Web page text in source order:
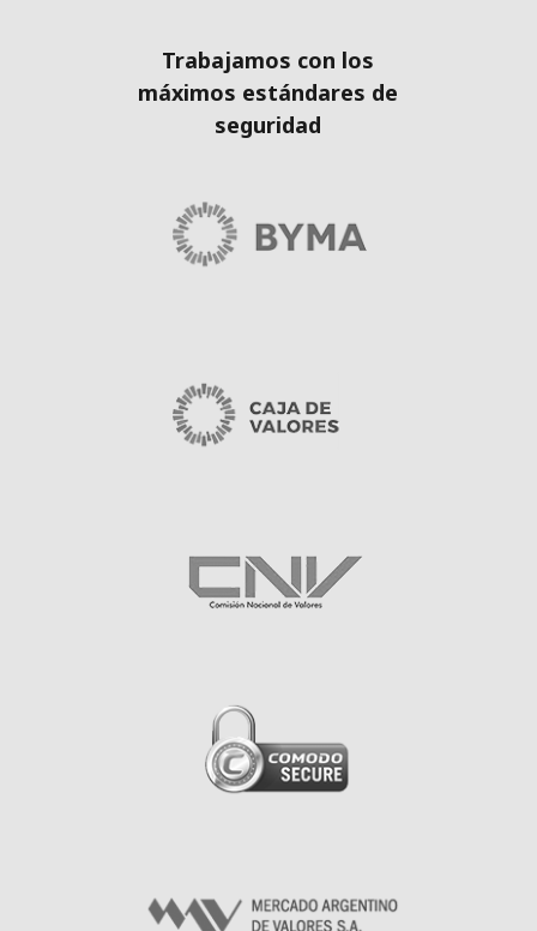
Trabajamos con los
máximos estándares de
seguridad